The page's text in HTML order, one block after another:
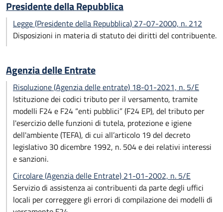
Presidente della Repubblica
Legge (Presidente della Repubblica) 27-07-2000, n. 212
Disposizioni in materia di statuto dei diritti del contribuente.
Agenzia delle Entrate
Risoluzione (Agenzia delle entrate) 18-01-2021, n. 5/E
Istituzione dei codici tributo per il versamento, tramite
modelli F24 e F24 “enti pubblici” (F24 EP), del tributo per
l'esercizio delle funzioni di tutela, protezione e igiene
dell'ambiente (TEFA), di cui all’articolo 19 del decreto
legislativo 30 dicembre 1992, n. 504 e dei relativi interessi
e sanzioni.
Circolare (Agenzia delle Entrate) 21-01-2002, n. 5/E
Servizio di assistenza ai contribuenti da parte degli uffici
locali per correggere gli errori di compilazione dei modelli di